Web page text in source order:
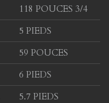
118 POUCES 3/4
5 PIEDS
59 POUCES
6 PIEDS
5.7 PIEDS